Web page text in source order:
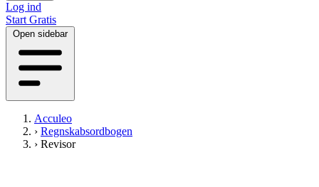
Log ind
Start Gratis
Open sidebar
Acculeo
› Regnskabsordbogen
› Revisor